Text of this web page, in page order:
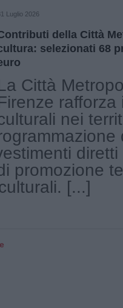
Luglio 2026
della Città
selezionati 68
Città
rafforza
nei
promozione
[...]